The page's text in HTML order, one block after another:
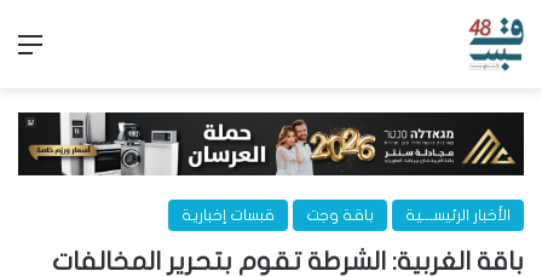
الأخبار الرئيســـية باقة وجت قبسات إخبارية
باقة الغربية: الشرطة تقوم بتحرير المخالفات